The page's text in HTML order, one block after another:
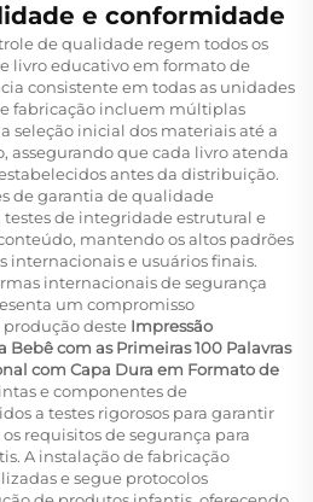
e conformidade
de qualidade regem todos os
livro educativo em formato de
consistente em todas as unidades
fabricação incluem múltiplas
seleção inicial dos materiais até a
assegurando que cada livro atenda
antes da distribuição.
de garantia de qualidade
de integridade estrutural e
mantendo os altos padrões
internacionais e usuários finais.
internacionais de segurança
um compromisso
deste Impressão
Bebê com as Primeiras 100 Palavras
com Capa Dura em Formato de
e componentes de
a testes rigorosos para garantir
requisitos de segurança para
A instalação de fabricação
e segue protocolos